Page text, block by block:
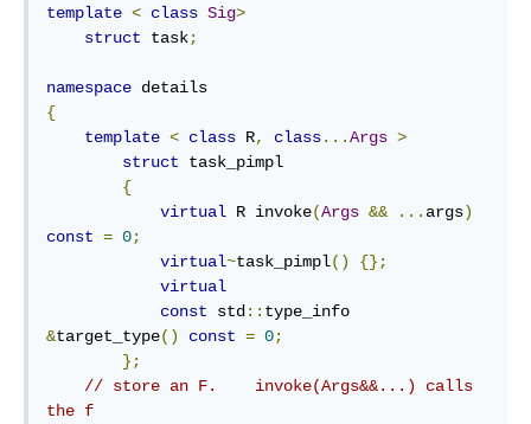
template < class Sig>
struct task;
namespace
{
template < class R, class...Args >
struct task_pimpl
{
virtual R invoke(Args && ... args)
const = 0;
virtual~task_pimpl()
{};
virtual
const std ::
&target_type() const = 0;
};
// store an F.    invoke(Args&&...) calls
the f